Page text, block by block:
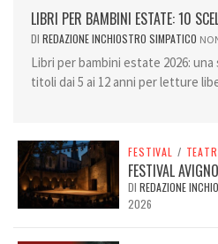
LIBRI PER BAMBINI ESTATE: 10
DI REDAZIONE INCHIOSTRO SIMPATICO
Libri per bambini estate 2026:
titoli dai 5 ai 12 anni per letture
FESTIVAL /
FESTIVAL
DI REDAZIONE
2026